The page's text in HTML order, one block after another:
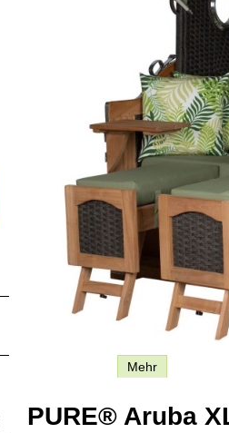
Mehr
PURE® Aruba